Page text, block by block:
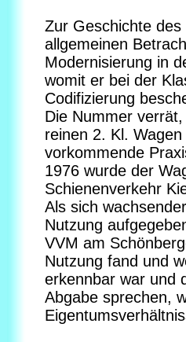
Zur Geschichte
allgemeinen
Modernisierung in
womit er bei der
Codifizierung
Die Nummer
reinen 2. Kl.
vorkommende
1976 wurde der
Schienenverkehr
Als sich
Nutzung
VVM am
Nutzung fand und
erkennbar war und
Abgabe sprechen,